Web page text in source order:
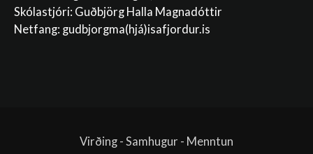
Skólastjóri: Guðbjörg Halla Magnadóttir
Netfang: gudbjorgma(hjá)isafjordur.is
Virðing - Samhugur - Menntun